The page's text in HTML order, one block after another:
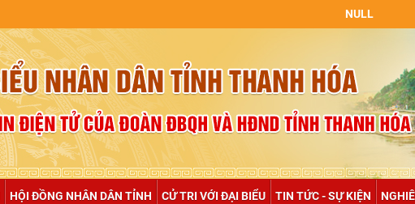
HỘI ĐỒNG NHÂN DÂN TỈNH CỬ TRI VỚI ĐẠI BIỂU TIN TỨC - SỰ KIỆN